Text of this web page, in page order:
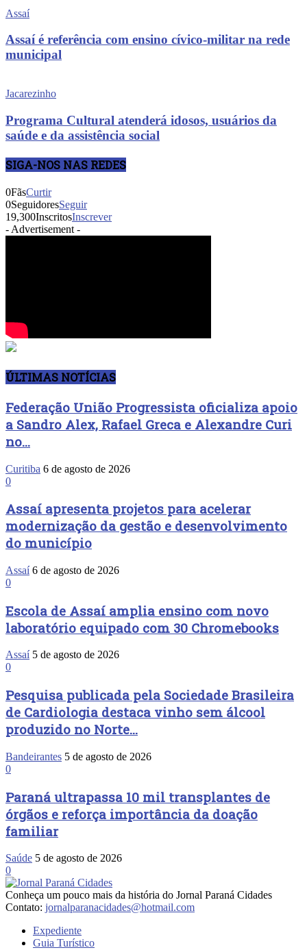
Assaí
Assaí é referência com ensino cívico-militar na rede
municipal
Jacarezinho
Programa Cultural atenderá idosos, usuários da
saúde e da assistência social
SIGA-NOS NAS REDES
0FãsCurtir
0SeguidoresSeguir
19,300InscritosInscrever
- Advertisement -
ÚLTIMAS NOTÍCIAS
Federação União Progressista oficializa apoio
a Sandro Alex, Rafael Greca e Alexandre Curi
no...
Curitiba 6 de agosto de 2026
0
Assaí apresenta projetos para acelerar
modernização da gestão e desenvolvimento
do município
Assaí 6 de agosto de 2026
0
Escola de Assaí amplia ensino com novo
laboratório equipado com 30 Chromebooks
Assaí 5 de agosto de 2026
0
Pesquisa publicada pela Sociedade Brasileira
de Cardiologia destaca vinho sem álcool
produzido no Norte...
Bandeirantes 5 de agosto de 2026
0
Paraná ultrapassa 10 mil transplantes de
órgãos e reforça importância da doação
familiar
Saúde 5 de agosto de 2026
0
Conheça um pouco mais da história do Jornal Paraná Cidades
Contato: jornalparanacidades@hotmail.com
Expediente
Guia Turístico